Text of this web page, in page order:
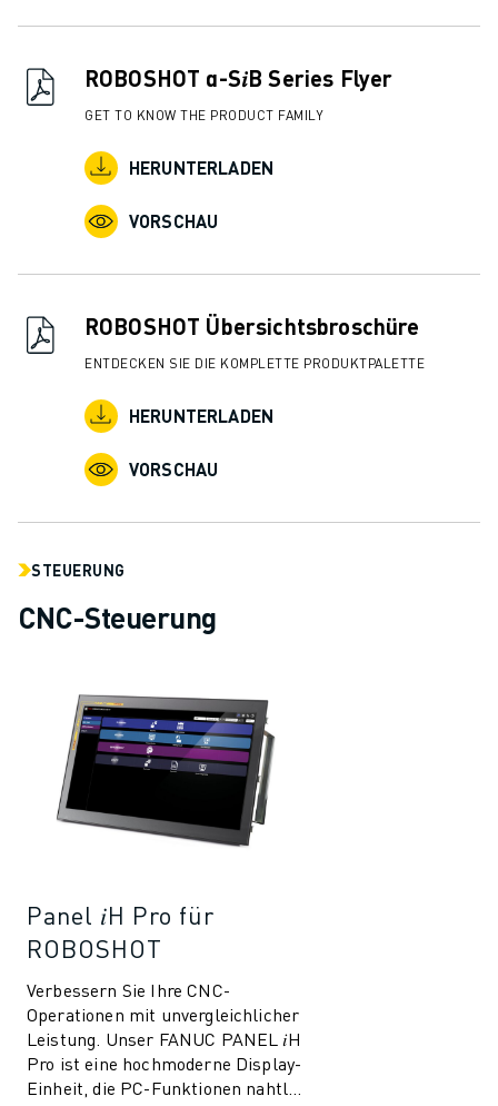
ROBOSHOT α-S𝑖B Series Flyer
GET TO KNOW THE PRODUCT FAMILY
HERUNTERLADEN
VORSCHAU
ROBOSHOT Übersichtsbroschüre
ENTDECKEN SIE DIE KOMPLETTE PRODUKTPALETTE
HERUNTERLADEN
VORSCHAU
STEUERUNG
CNC-Steuerung
Panel 𝑖H Pro für
ROBOSHOT
Verbessern Sie Ihre CNC-
Operationen mit unvergleichlicher
Leistung. Unser FANUC PANEL 𝑖H
Pro ist eine hochmoderne Display-
Einheit, die PC-Funktionen nahtlos